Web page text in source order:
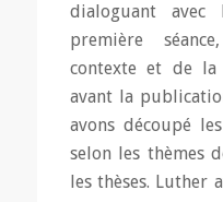
dialoguant avec
première
contexte et de la
avant la
avons découpé
selon les thèmes
les thèses. Luther